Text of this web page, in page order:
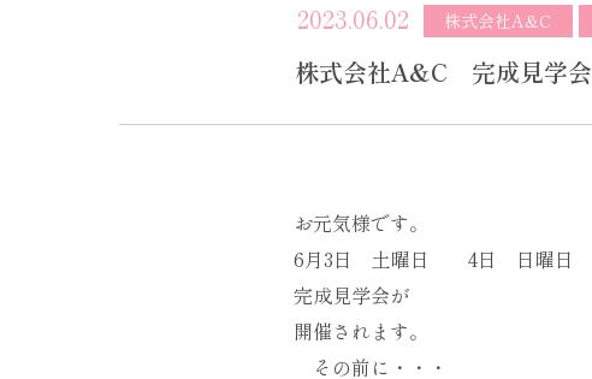
2023.06.02 株式会社A&C
株式会社A&C 完成見学会
お元気様です。
6月3日 土曜日 4日 日曜日
完成見学会が
開催されます。
その前に・・・